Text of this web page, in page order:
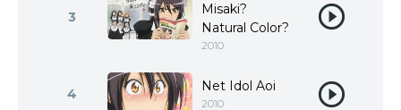
3
Misaki?
Natural Color?
2010
4 Net Idol Aoi
2010